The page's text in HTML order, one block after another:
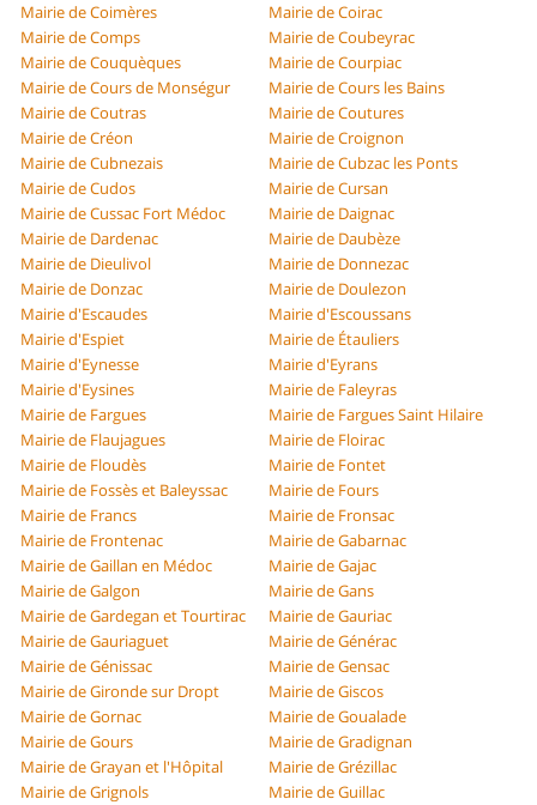
Mairie de Coimères
Mairie de Coirac
Mairie de Comps
Mairie de Coubeyrac
Mairie de Couquèques
Mairie de Courpiac
Mairie de Cours de Monségur
Mairie de Cours les Bains
Mairie de Coutras
Mairie de Coutures
Mairie de Créon
Mairie de Croignon
Mairie de Cubnezais
Mairie de Cubzac les Ponts
Mairie de Cudos
Mairie de Cursan
Mairie de Cussac Fort Médoc
Mairie de Daignac
Mairie de Dardenac
Mairie de Daubèze
Mairie de Dieulivol
Mairie de Donnezac
Mairie de Donzac
Mairie de Doulezon
Mairie d'Escaudes
Mairie d'Escoussans
Mairie d'Espiet
Mairie de Étauliers
Mairie d'Eynesse
Mairie d'Eyrans
Mairie d'Eysines
Mairie de Faleyras
Mairie de Fargues
Mairie de Fargues Saint Hilaire
Mairie de Flaujagues
Mairie de Floirac
Mairie de Floudès
Mairie de Fontet
Mairie de Fossès et Baleyssac
Mairie de Fours
Mairie de Francs
Mairie de Fronsac
Mairie de Frontenac
Mairie de Gabarnac
Mairie de Gaillan en Médoc
Mairie de Gajac
Mairie de Galgon
Mairie de Gans
Mairie de Gardegan et Tourtirac
Mairie de Gauriac
Mairie de Gauriaguet
Mairie de Générac
Mairie de Génissac
Mairie de Gensac
Mairie de Gironde sur Dropt
Mairie de Giscos
Mairie de Gornac
Mairie de Goualade
Mairie de Gours
Mairie de Gradignan
Mairie de Grayan et l'Hôpital
Mairie de Grézillac
Mairie de Grignols
Mairie de Guillac